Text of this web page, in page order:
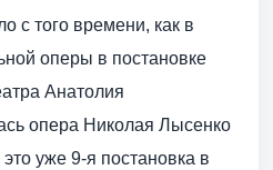
с того времени, как в
оперы в постановке
Анатолия
опера Николая Лысенко
уже 9-я постановка в